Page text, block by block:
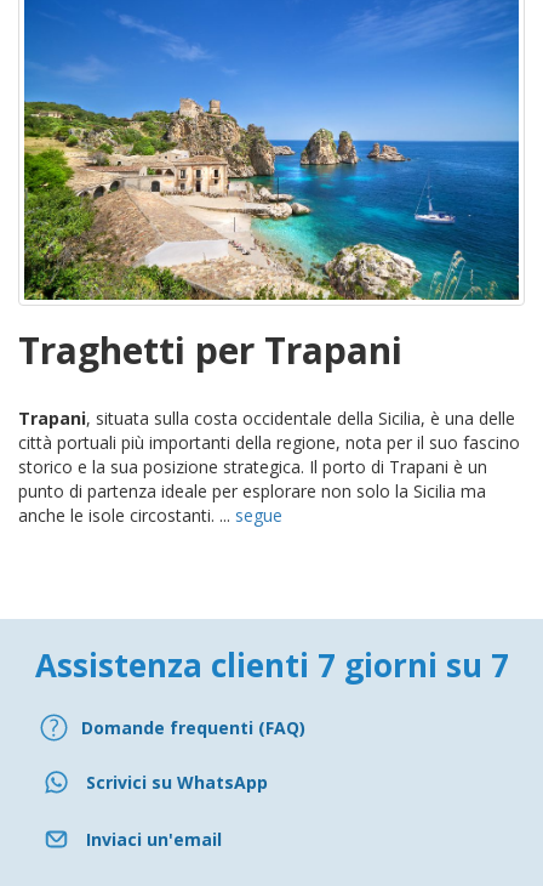
Traghetti per Trapani
Trapani, situata sulla costa occidentale della Sicilia, è una delle
città portuali più importanti della regione, nota per il suo fascino
storico e la sua posizione strategica. Il porto di Trapani è un
punto di partenza ideale per esplorare non solo la Sicilia ma
anche le isole circostanti. ... segue
Assistenza clienti 7 giorni su 7
Domande frequenti (FAQ)
Scrivici su WhatsApp
Inviaci un'email